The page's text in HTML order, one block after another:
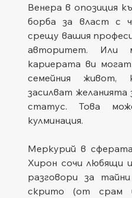
Венера в опозиция
борба за власт с
срещу вашия
авторитет. Или
кариерата ви
семейния живот,
засилват желанията
статус. Това
кулминация.
Меркурий в
Хирон сочи любящи
разговори за
скрито (от срам